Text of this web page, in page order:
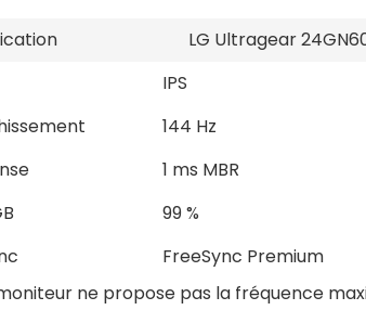
LG Ultragear
IPS
144 Hz
1 ms MBR
99 %
FreeSync Premium
ne propose pas la fréquence